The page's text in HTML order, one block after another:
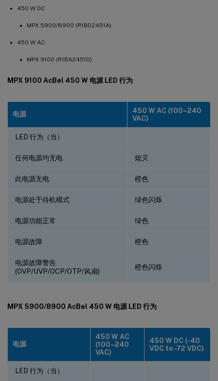
450 W DC
MPX 5900/8900 (R1BD2451A)
450 W AC
MPX 9100 (R1BA2451D)
MPX 9100 AcBel 450 W 电源 LED 行为
电源
450 W AC (100–240
VAC)
LED 行为（当）
任何电源均无电 熄灭
此电源无电 橙色
电源处于待机模式 绿色闪烁
电源功能正常 绿色
电源故障 橙色
电源故障警告
(OVP/UVP/OCP/OTP/风扇)
橙色闪烁
MPX 5900/8900 AcBel 450 W 电源 LED 行为
电源
450 W AC
(100–240
VAC)
450 W DC (-40
VDC to -72 VDC)
LED 行为（当）